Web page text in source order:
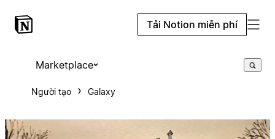
Tải Notion miễn phí
Marketplace
Người tạo Galaxy